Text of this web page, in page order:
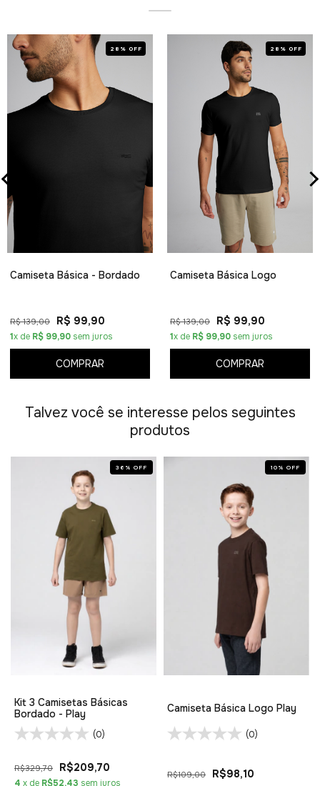
28% OFF
Camiseta Básica - Bordado
R$ 139,00 R$ 99,90
1x de R$ 99,90 sem juros
COMPRAR
28% OFF
Camiseta Básica Logo
R$ 139,00 R$ 99,90
1x de R$ 99,90 sem juros
COMPRAR
Talvez você se interesse pelos seguintes
produtos
36 % OFF
Kit 3 Camisetas Básicas
Bordado - Play
(0)
R$329,70 R$209,70
4 x de R$52,43 sem juros
10 % OFF
Camiseta Básica Logo Play
(0)
R$109,00 R$98,10